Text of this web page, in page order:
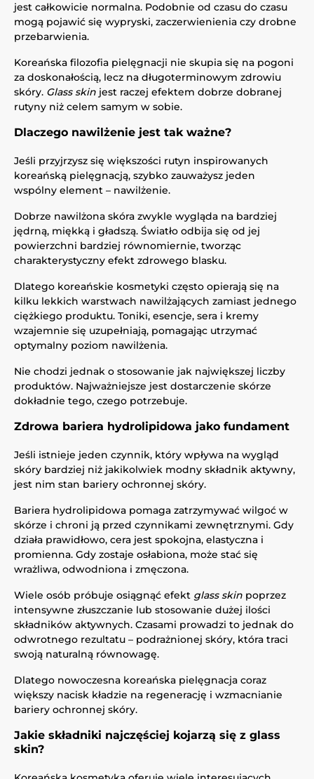
jest całkowicie normalna. Podobnie od czasu do czasu
mogą pojawić się wypryski, zaczerwienienia czy drobne
przebarwienia.
Koreańska filozofia pielęgnacji nie skupia się na pogoni
za doskonałością, lecz na długoterminowym zdrowiu
skóry. Glass skin jest raczej efektem dobrze dobranej
rutyny niż celem samym w sobie.
Dlaczego nawilżenie jest tak ważne?
Jeśli przyjrzysz się większości rutyn inspirowanych
koreańską pielęgnacją, szybko zauważysz jeden
wspólny element – nawilżenie.
Dobrze nawilżona skóra zwykle wygląda na bardziej
jędrną, miękką i gładszą. Światło odbija się od jej
powierzchni bardziej równomiernie, tworząc
charakterystyczny efekt zdrowego blasku.
Dlatego koreańskie kosmetyki często opierają się na
kilku lekkich warstwach nawilżających zamiast jednego
ciężkiego produktu. Toniki, esencje, sera i kremy
wzajemnie się uzupełniają, pomagając utrzymać
optymalny poziom nawilżenia.
Nie chodzi jednak o stosowanie jak największej liczby
produktów. Najważniejsze jest dostarczenie skórze
dokładnie tego, czego potrzebuje.
Zdrowa bariera hydrolipidowa jako fundament
Jeśli istnieje jeden czynnik, który wpływa na wygląd
skóry bardziej niż jakikolwiek modny składnik aktywny,
jest nim stan bariery ochronnej skóry.
Bariera hydrolipidowa pomaga zatrzymywać wilgoć w
skórze i chroni ją przed czynnikami zewnętrznymi. Gdy
działa prawidłowo, cera jest spokojna, elastyczna i
promienna. Gdy zostaje osłabiona, może stać się
wrażliwa, odwodniona i zmęczona.
Wiele osób próbuje osiągnąć efekt glass skin poprzez
intensywne złuszczanie lub stosowanie dużej ilości
składników aktywnych. Czasami prowadzi to jednak do
odwrotnego rezultatu – podrażnionej skóry, która traci
swoją naturalną równowagę.
Dlatego nowoczesna koreańska pielęgnacja coraz
większy nacisk kładzie na regenerację i wzmacnianie
bariery ochronnej skóry.
Jakie składniki najczęściej kojarzą się z glass
skin?